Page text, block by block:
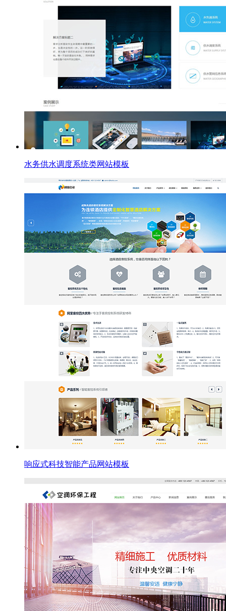
水务供水调度系统类网站模板
响应式科技智能产品网站模板